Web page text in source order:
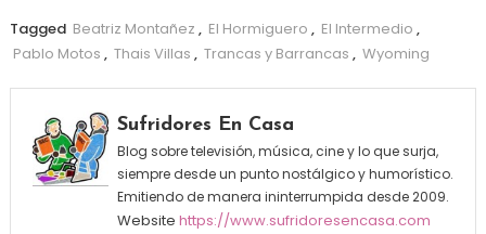
Tagged Beatriz Montañez , El Hormiguero , El Intermedio ,
Pablo Motos , Thais Villas , Trancas y Barrancas , Wyoming
Sufridores En Casa
Blog sobre televisión, música, cine y lo que surja,
siempre desde un punto nostálgico y humorístico.
Emitiendo de manera ininterrumpida desde 2009.
Website https://www.sufridoresencasa.com